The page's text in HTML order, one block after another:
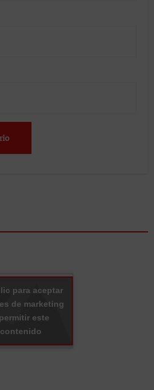
para aceptar
de marketing
este
contenido